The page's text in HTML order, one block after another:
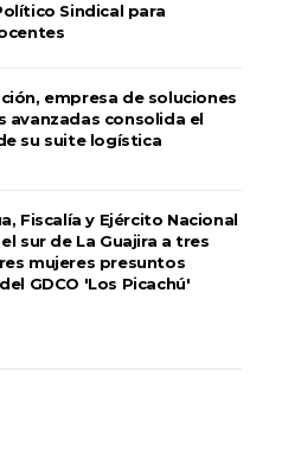
Sindical para
empresa de soluciones
avanzadas consolida el
su suite logística
Fiscalía y Ejército Nacional
sur de La Guajira a tres
mujeres presuntos
GDCO 'Los Picachú'